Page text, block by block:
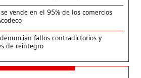
vende en el 95% de los comercios
fallos contradictorios y
de reintegro